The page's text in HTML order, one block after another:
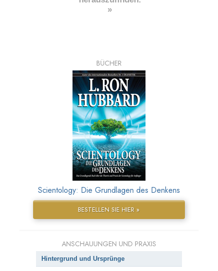
»
BÜCHER
Scientology: Die Grundlagen des Denkens
BESTELLEN SIE HIER »
ANSCHAUUNGEN UND PRAXIS
Hintergrund und Ursprünge